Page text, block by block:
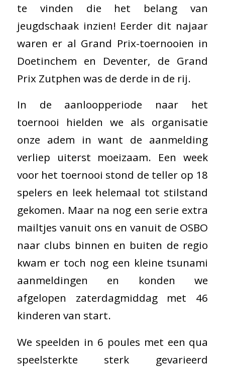
te vinden die het belang van
jeugdschaak inzien! Eerder dit najaar
waren er al Grand Prix-toernooien in
Doetinchem en Deventer, de Grand
Prix Zutphen was de derde in de rij.
In de aanloopperiode naar het
toernooi hielden we als organisatie
onze adem in want de aanmelding
verliep uiterst moeizaam. Een week
voor het toernooi stond de teller op 18
spelers en leek helemaal tot stilstand
gekomen. Maar na nog een serie extra
mailtjes vanuit ons en vanuit de OSBO
naar clubs binnen en buiten de regio
kwam er toch nog een kleine tsunami
aanmeldingen en konden we
afgelopen zaterdagmiddag met 46
kinderen van start.
We speelden in 6 poules met een qua
speelsterkte sterk gevarieerd